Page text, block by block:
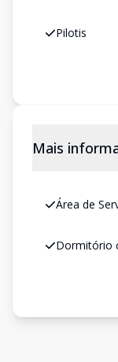
Pilotis
Mais
Área de
Dormitório